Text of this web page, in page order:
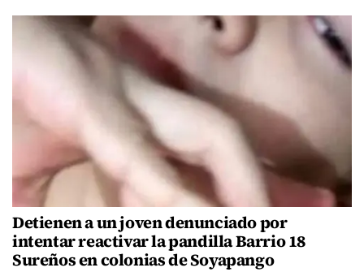
Detienen a un joven denunciado por
intentar reactivar la pandilla Barrio 18
Sureños en colonias de Soyapango